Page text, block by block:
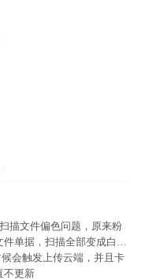
描文件偏色问题，原来粉
单据，扫描全部变成白色
会触发上传云端，并且卡
不更新